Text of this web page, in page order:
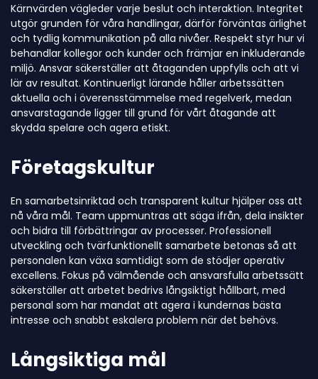
Kärnvärden vägleder varje beslut och interaktion. Integritet
utgör grunden för våra handlingar, därför förväntas ärlighet
och tydlig kommunikation på alla nivåer. Respekt styr hur vi
behandlar kollegor och kunder och främjar en inkluderande
miljö. Ansvar säkerställer att åtaganden uppfylls och att vi
lär av resultat. Kontinuerligt lärande håller arbetssätten
aktuella och i överensstämmelse med regelverk, medan
ansvarstagande ligger till grund för vårt åtagande att
skydda spelare och agera etiskt.
Företagskultur
En samarbetsinriktad och transparent kultur hjälper oss att
nå våra mål. Team uppmuntras att säga ifrån, dela insikter
och bidra till förbättringar av processer. Professionell
utveckling och tvärfunktionellt samarbete betonas så att
personalen kan växa samtidigt som de stödjer operativ
excellens. Fokus på välmående och ansvarsfulla arbetssätt
säkerställer att arbetet bedrivs långsiktigt hållbart, med
personal som har mandat att agera i kundernas bästa
intresse och snabbt eskalera problem när det behövs.
Långsiktiga mål